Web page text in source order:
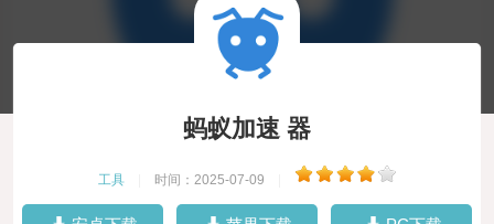
蚂蚁加速 器
工具 时间：2025-07-09